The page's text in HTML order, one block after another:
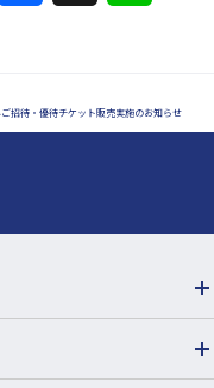
e
e
招待・優待チケット販売実施のお知らせ